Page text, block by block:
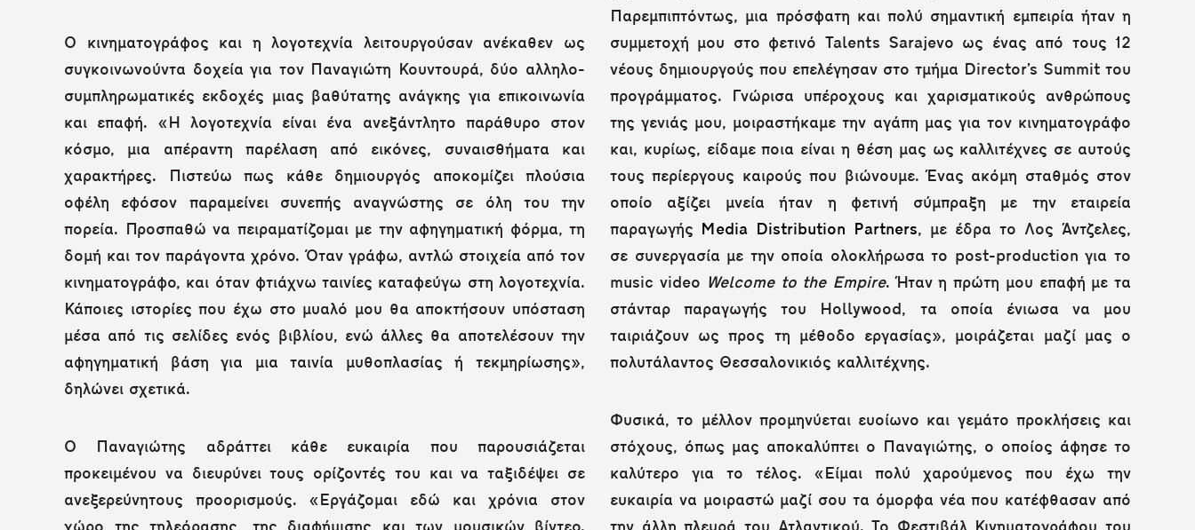
Ο κινηματογράφος και η λογοτεχνία λειτουργούσαν ανέκαθεν ως
συγκοινωνούντα δοχεία για τον Παναγιώτη Κουντουρά, δύο αλληλο-
συμπληρωματικές εκδοχές μιας βαθύτατης ανάγκης για επικοινωνία
και επαφή. «Η λογοτεχνία είναι ένα ανεξάντλητο παράθυρο στον
κόσμο, μια απέραντη παρέλαση από εικόνες, συναισθήματα και
χαρακτήρες. Πιστεύω πως κάθε δημιουργός αποκομίζει πλούσια
οφέλη εφόσον παραμείνει συνεπής αναγνώστης σε όλη του την
πορεία. Προσπαθώ να πειραματίζομαι με την αφηγηματική φόρμα, τη
δομή και τον παράγοντα χρόνο. Όταν γράφω, αντλώ στοιχεία από τον
κινηματογράφο, και όταν φτιάχνω ταινίες καταφεύγω στη λογοτεχνία.
Κάποιες ιστορίες που έχω στο μυαλό μου θα αποκτήσουν υπόσταση
μέσα από τις σελίδες ενός βιβλίου, ενώ άλλες θα αποτελέσουν την
αφηγηματική βάση για μια ταινία μυθοπλασίας ή τεκμηρίωσης»,
δηλώνει σχετικά.
Ο Παναγιώτης αδράττει κάθε ευκαιρία που παρουσιάζεται
προκειμένου να διευρύνει τους ορίζοντές του και να ταξιδέψει σε
ανεξερεύνητους προορισμούς. «Εργάζομαι εδώ και χρόνια στον
Παρεμπιπτόντως, μια πρόσφατη και πολύ σημαντική εμπειρία ήταν η
συμμετοχή μου στο φετινό Talents Sarajevo ως ένας από τους 12
νέους δημιουργούς που επελέγησαν στο τμήμα Director’s Summit του
προγράμματος. Γνώρισα υπέροχους και χαρισματικούς ανθρώπους
της γενιάς μου, μοιραστήκαμε την αγάπη μας για τον κινηματογράφο
και, κυρίως, είδαμε ποια είναι η θέση μας ως καλλιτέχνες σε αυτούς
τους περίεργους καιρούς που βιώνουμε. Ένας ακόμη σταθμός στον
οποίο αξίζει μνεία ήταν η φετινή σύμπραξη με την εταιρεία
παραγωγής Media Distribution Partners, με έδρα το Λος Άντζελες,
σε συνεργασία με την οποία ολοκλήρωσα το post-production για το
music video Welcome to the Empire. Ήταν η πρώτη μου επαφή με τα
στάνταρ παραγωγής του Hollywood, τα οποία ένιωσα να μου
ταιριάζουν ως προς τη μέθοδο εργασίας», μοιράζεται μαζί μας ο
πολυτάλαντος Θεσσαλονικιός καλλιτέχνης.
Φυσικά, το μέλλον προμηνύεται ευοίωνο και γεμάτο προκλήσεις και
στόχους, όπως μας αποκαλύπτει ο Παναγιώτης, ο οποίος άφησε το
καλύτερο για το τέλος. «Είμαι πολύ χαρούμενος που έχω την
ευκαιρία να μοιραστώ μαζί σου τα όμορφα νέα που κατέφθασαν από